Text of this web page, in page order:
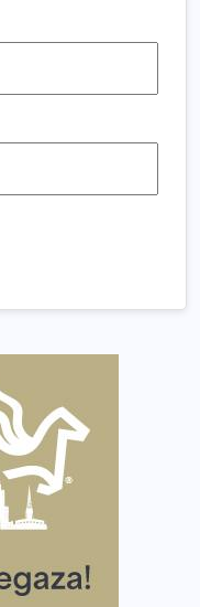
dla biegacza
o niej wiedzieć?
Bieg
trasę dzień po
maratonów w
Polski
w historii.
dla Bohaterów!
w bieganiu?
warto włączyć do
z
Warszawskiego.